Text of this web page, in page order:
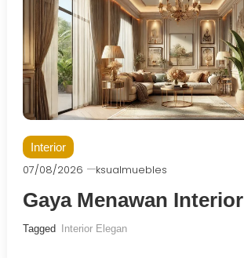
Interior
07/08/2026 ksualmuebles
Gaya Menawan
Tagged Interior Elegan